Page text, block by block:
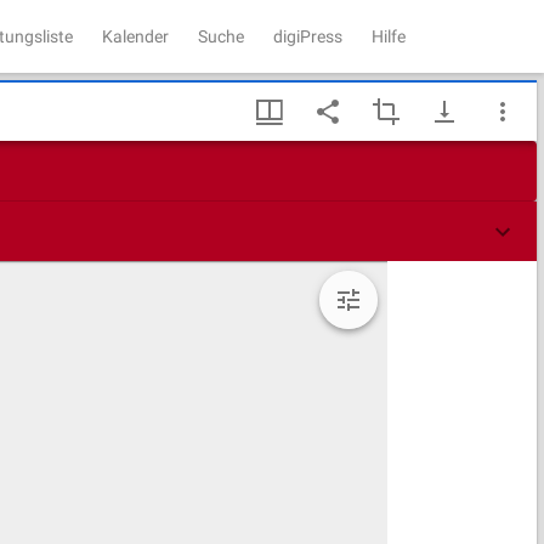
Kalender Suche digiPress Hilfe